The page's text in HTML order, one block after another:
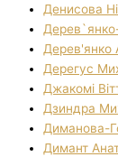
Денисова
Дерев'янко
Дерегус
Джакомі
Дзиндра
Диманова-
Димант